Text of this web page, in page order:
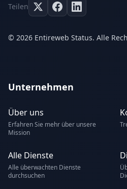
Teilen
© 2026 Entireweb Status. Alle
Unternehmen
Über uns
Erfahren Sie mehr über unsere
Mission
Alle Dienste
Alle überwachten Dienste
durchsuchen